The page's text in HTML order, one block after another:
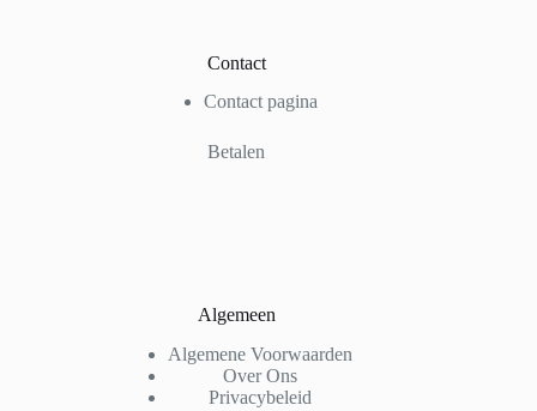
Contact
Contact pagina
Betalen
Algemeen
Algemene Voorwaarden
Over Ons
Privacybeleid